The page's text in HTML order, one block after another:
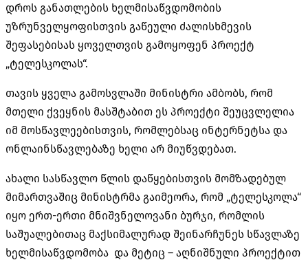
დროს განათლების ხელმისაწვდომობის
უზრუნველყოფისთვის გაწეული ძალისხმევის
შეფასებისას ყოველთვის გამოყოფენ პროექტ
„ტელესკოლას“.
თავის ყველა გამოსვლაში მინისტრი ამბობს, რომ
მთელი ქვეყნის მასშტაბით ეს პროექტი შეუცვლელია
იმ მოსწავლეებისთვის, რომლებსაც ინტერნეტსა და
ონლაინსწავლებაზე ხელი არ მიუწვდებათ.
ახალი სასწავლო წლის დაწყებისთვის მომზადებულ
მიმართვაშიც მინისტრმა გაიმეორა, რომ „ტელესკოლა“
იყო ერთ-ერთი მნიშვნელოვანი ბურჯი, რომლის
საშუალებითაც მაქსიმალურად შეინარჩუნეს სწავლაზე
ხელმისაწვდომობა და მეტიც – აღნიშნული პროექტით